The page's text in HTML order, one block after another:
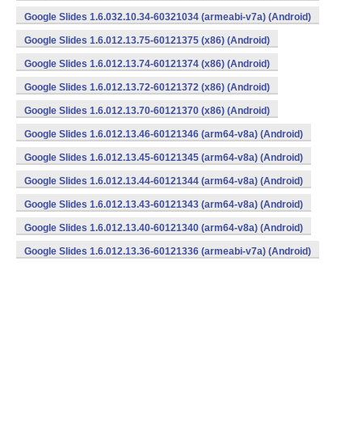
Google Slides 1.6.032.10.34-60321034 (armeabi-v7a) (Android)
Google Slides 1.6.012.13.75-60121375 (x86) (Android)
Google Slides 1.6.012.13.74-60121374 (x86) (Android)
Google Slides 1.6.012.13.72-60121372 (x86) (Android)
Google Slides 1.6.012.13.70-60121370 (x86) (Android)
Google Slides 1.6.012.13.46-60121346 (arm64-v8a) (Android)
Google Slides 1.6.012.13.45-60121345 (arm64-v8a) (Android)
Google Slides 1.6.012.13.44-60121344 (arm64-v8a) (Android)
Google Slides 1.6.012.13.43-60121343 (arm64-v8a) (Android)
Google Slides 1.6.012.13.40-60121340 (arm64-v8a) (Android)
Google Slides 1.6.012.13.36-60121336 (armeabi-v7a) (Android)